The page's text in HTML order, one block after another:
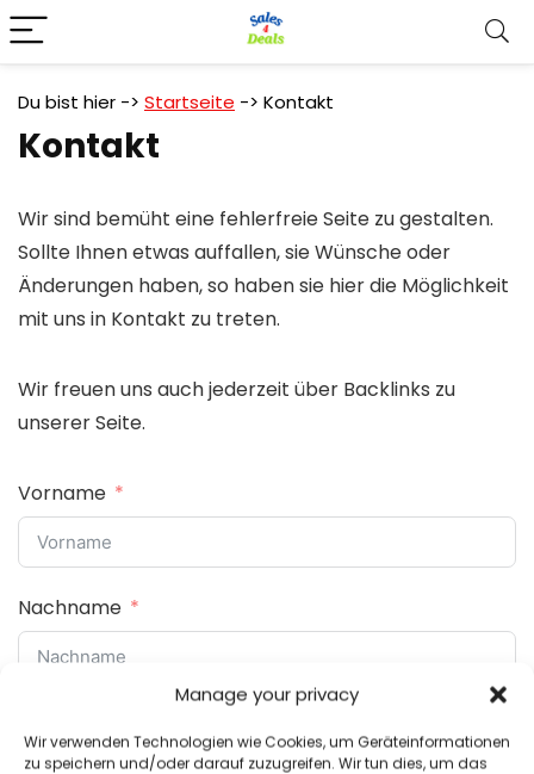
Manage your privacy
Wir verwenden Technologien wie Cookies, um Geräteinformationen
zu speichern und/oder darauf zuzugreifen. Wir tun dies, um das
Du bist hier -> Startseite -> Kontakt
Kontakt
Wir sind bemüht eine fehlerfreie Seite zu gestalten.
Sollte Ihnen etwas auffallen, sie Wünsche oder
Änderungen haben, so haben sie hier die Möglichkeit
mit uns in Kontakt zu treten.
Wir freuen uns auch jederzeit über Backlinks zu
unserer Seite.
Vorname
Nachname